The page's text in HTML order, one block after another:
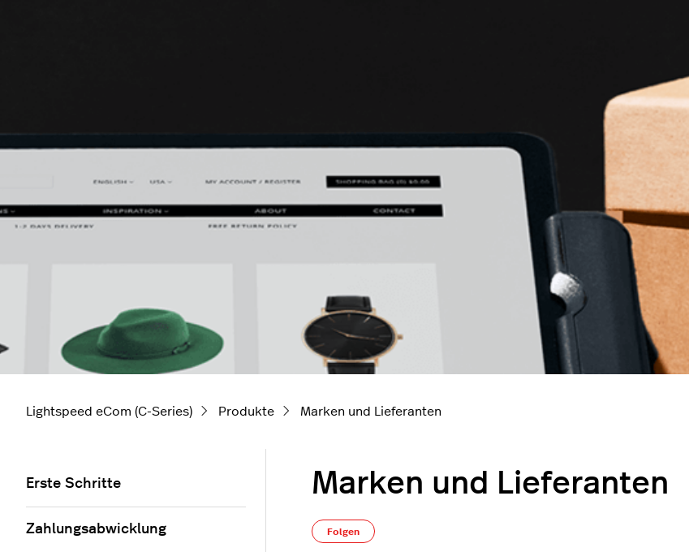
Lightspeed eCom (C-Series) Produkte Marken und Lieferanten
Marken und Lieferanten
Folgen
Erste Schritte
Zahlungsabwicklung